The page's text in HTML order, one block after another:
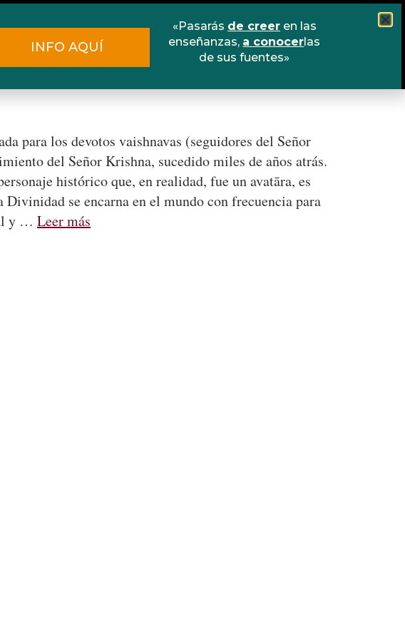
Blog Cursos Escuela online
para los devotos vaishnavas (seguidores del Señor
del Señor Krishna, sucedido miles de años atrás.
histórico que, en realidad, fue un avatāra, es
se encarna en el mundo con frecuencia para
y … Leer más
INFO AQUÍ
«Pasarás de creeren las
enseñanzas, a conocerlas
de sus fuentes»